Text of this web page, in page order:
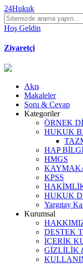
24Hukuk
Hoş Geldin
Ziyaretçi
Akış
Makaleler
Soru & Cevap
Kategoriler
ÖRNEK
HUKUK
HAP
HMGS
KPSS
HUKUK
Yargıtay
Kurumsal
DESTEK
İÇERİK
GİZLİLİK